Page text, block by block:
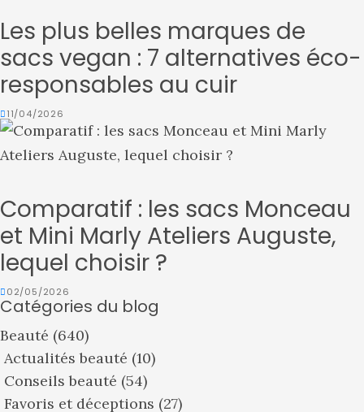
Les plus belles marques de
sacs vegan : 7 alternatives éco-
responsables au cuir
11/04/2026
Comparatif : les sacs Monceau
et Mini Marly Ateliers Auguste,
lequel choisir ?
02/05/2026
Catégories du blog
Beauté (640)
Actualités beauté (10)
Conseils beauté (54)
Favoris et déceptions (27)